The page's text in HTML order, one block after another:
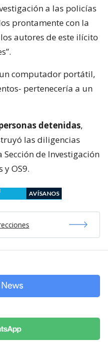
a las policías
prontamente con la
autores de este ilícito
computador portátil,
pertenecería a un
detenidas,
las diligencias
de Investigación
y OS9.
AVÍSANOS